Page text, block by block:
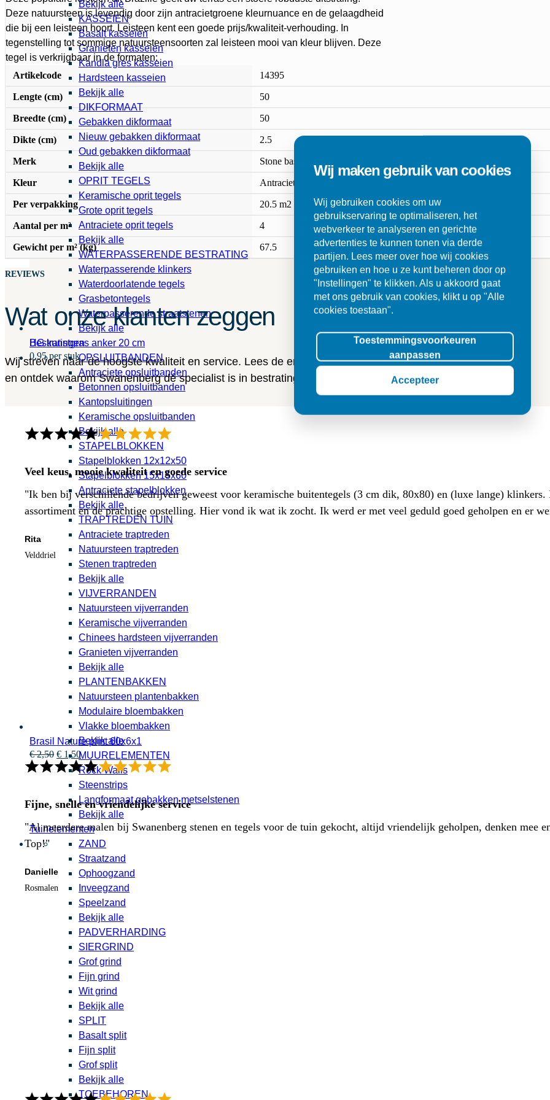
HG kunstgras anker 20 cm
0,95 per stuk
Brasil Nature plint 60x6x1
€2,50 Oorspronkelijke
prijs
was:
€ 2,50.
€ 1,50Huidige
prijs
is:
€ 1,50.
Bekijk alle
KASSEIEN
Basalt kasseien
Granieten kasseien
Kandla gres kasseien
Hardsteen kasseien
Bekijk alle
DIKFORMAAT
Gebakken dikformaat
Nieuw gebakken dikformaat
Oud gebakken dikformaat
Bekijk alle
OPRIT TEGELS
Keramische oprit tegels
Grote oprit tegels
Antraciete oprit tegels
Bekijk alle
WATERPASSERENDE BESTRATING
Waterpasserende klinkers
Waterdoorlatende tegels
Grasbetontegels
Waterpasserende straatstenen
Bekijk alle
Bestratingen
OPSLUITBANDEN
Antraciete opsluitbanden
Betonnen opsluitbanden
Kantopsluitingen
Keramische opsluitbanden
Bekijk alle
STAPELBLOKKEN
Stapelblokken 12x12x50
Stapelblokken 15x15x60
Antraciete stapelblokken
Bekijk alle
TRAPTREDEN TUIN
Antraciete traptreden
Natuursteen traptreden
Stenen traptreden
Bekijk alle
VIJVERRANDEN
Natuursteen vijverranden
Keramische vijverranden
Chinees hardsteen vijverranden
Granieten vijverranden
Bekijk alle
PLANTENBAKKEN
Natuursteen plantenbakken
Modulaire bloembakken
Vlakke bloembakken
Bekijk alle
MUURELEMENTEN
Rock Walls
Steenstrips
Langformaat gebakken metselstenen
Bekijk alle
Tuinelementen
ZAND
Straatzand
Ophoogzand
Inveegzand
Speelzand
Bekijk alle
PADVERHARDING
SIERGRIND
Grof grind
Fijn grind
Wit grind
Bekijk alle
SPLIT
Basalt split
Fijn split
Grof split
Bekijk alle
TOEBEHOREN
Deze natuursteen is levendig door zijn antracietgroene kleurnuance en de gelaagdheid
die bij een leisteen hoort. Leisteen kent een goede prijs/kwaliteit-verhouding. In
tegenstelling tot sommige natuursteensoorten zal leisteen mooi van kleur blijven. Deze
tegel is verkrijgbaar in de formaten:
Artikelcode
14395
Lengte (cm) 50
Breedte (cm) 50
Dikte (cm) 2.5
Merk Stone base
Kleur Antraciet,Groen
Per verpakking 20.5 m2
Aantal per m² 4
Gewicht per m² (kg) 67.5
REVIEWS
Wat onze klanten zeggen
Wij streven naar de hoogste kwaliteit en service. Lees de ervaringen van onze klanten
en ontdek waarom Swanenberg dé specialist is in bestrating en tegels.
Veel keus, mooie kwaliteit en goede service
"Ik ben bij verschillende bedrijven geweest voor keramische buitentegels (3 cm dik, 80x80) en (luxe lange)
assortiment en de prachtige opstelling. Hier vond ik wat ik zocht. Ik werd er met veel geduld goed geholpen en er
Rita
Velddriel
Fijne, snelle en vriendelijke service
"Al meerdere malen bij Swanenberg stenen en tegels voor de tuin gekocht, altijd vriendelijk geholpen, denken mee
Top!"
Danielle
Rosmalen
Wij maken gebruik van cookies
Wij gebruiken cookies om uw
gebruikservaring te optimaliseren, het
webverkeer te analyseren en gerichte
advertenties te kunnen tonen via derde
partijen. Lees meer over hoe wij cookies
gebruiken en hoe u ze kunt beheren door op
"Instellingen" te klikken. Als u akkoord gaat
met ons gebruik van cookies, klikt u op "Alle
cookies toestaan".
Toestemmingsvoorkeuren
aanpassen
Accepteer